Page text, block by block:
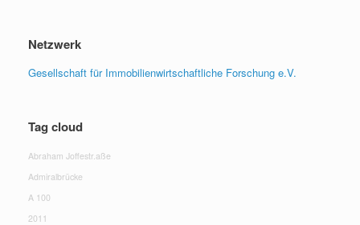
Netzwerk
Gesellschaft für Immobilienwirtschaftliche Forschung e.V.
Tag cloud
Abraham Joffestr.aße
Admiralbrücke
A 100
2011